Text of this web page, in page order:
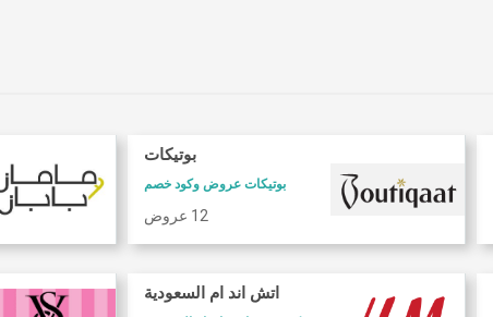
كود خصم طيران الاتحاد
بوتيكات
بوتيكات عروض وكود خصم
12 عروض
اتش اند ام السعودية